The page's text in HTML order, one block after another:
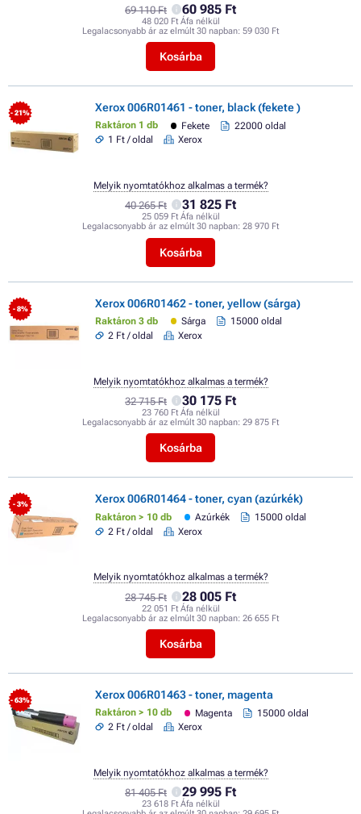
69 110 Ft 60 985 Ft
48 020 Ft Áfa nélkül
Legalacsonyabb ár az elmúlt 30 napban: 59 030 Ft
Kosárba
- 21% Xerox 006R01461 - toner, black (fekete )
Raktáron 1 db Fekete
22000 oldal
1 Ft / oldal
Xerox
40 265 Ft 31 825 Ft
25 059 Ft Áfa nélkül
Legalacsonyabb ár az elmúlt 30 napban: 28 970 Ft
Kosárba
Melyik nyomtatókhoz alkalmas a termék?
- 8% Xerox 006R01462 - toner, yellow (sárga)
Raktáron 3 db Sárga
15000 oldal
2 Ft / oldal
Xerox
32 715 Ft 30 175 Ft
23 760 Ft Áfa nélkül
Legalacsonyabb ár az elmúlt 30 napban: 29 875 Ft
Kosárba
Melyik nyomtatókhoz alkalmas a termék?
- 3% Xerox 006R01464 - toner, cyan (azúrkék)
Raktáron > 10 db Azúrkék
15000 oldal
2 Ft / oldal
Xerox
28 745 Ft 28 005 Ft
22 051 Ft Áfa nélkül
Legalacsonyabb ár az elmúlt 30 napban: 26 655 Ft
Kosárba
Melyik nyomtatókhoz alkalmas a termék?
- 63% Xerox 006R01463 - toner, magenta
Raktáron > 10 db Magenta
15000 oldal
2 Ft / oldal
Xerox
81 405 Ft 29 995 Ft
23 618 Ft Áfa nélkül
Melyik nyomtatókhoz alkalmas a termék?